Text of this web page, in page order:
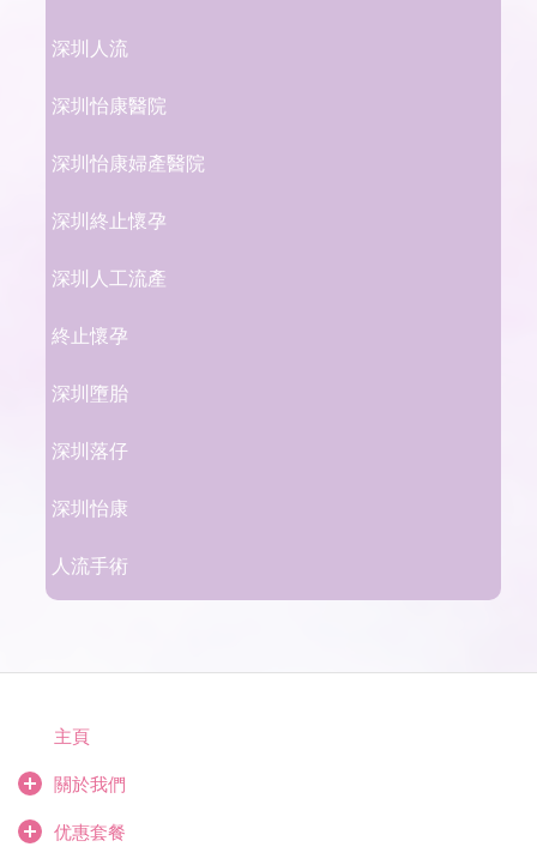
深圳人流
深圳怡康醫院
深圳怡康婦產醫院
深圳終止懷孕
深圳人工流產
終止懷孕
深圳墮胎
深圳落仔
深圳怡康
人流手術
主頁
關於我們
优惠套餐